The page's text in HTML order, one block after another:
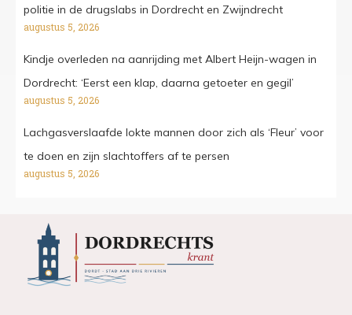
politie in de drugslabs in Dordrecht en Zwijndrecht
augustus 5, 2026
Kindje overleden na aanrijding met Albert Heijn-wagen in
Dordrecht: ‘Eerst een klap, daarna getoeter en gegil’
augustus 5, 2026
Lachgasverslaafde lokte mannen door zich als ‘Fleur’ voor
te doen en zijn slachtoffers af te persen
augustus 5, 2026